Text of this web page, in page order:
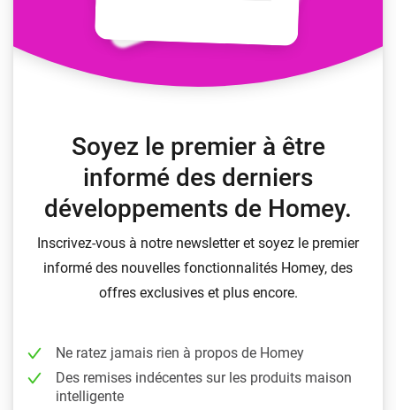
Soyez le premier à être
informé des derniers
développements de Homey.
Inscrivez-vous à notre newsletter et soyez le premier
informé des nouvelles fonctionnalités Homey, des
offres exclusives et plus encore.
Ne ratez jamais rien à propos de Homey
Des remises indécentes sur les produits maison
intelligente